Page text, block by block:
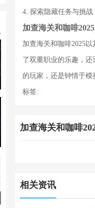
4. 探索隐藏任务与挑
加查海关和咖啡
加查海关和咖啡2025
了双重职业的乐趣，
的玩家，还是钟情于模
标签:
加查海关和咖啡
相关资讯